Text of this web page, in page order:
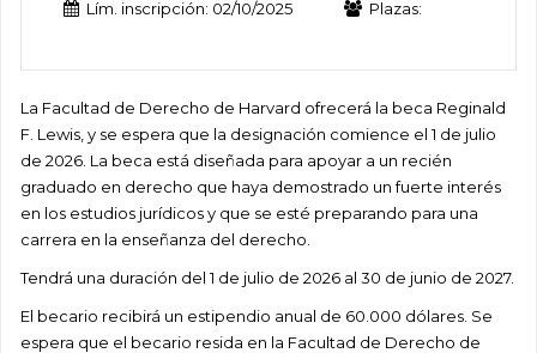
Lím. inscripción: 02/10/2025
Plazas:
La Facultad de Derecho de Harvard ofrecerá la beca Reginald
F. Lewis, y se espera que la designación comience el 1 de julio
de 2026. La beca está diseñada para apoyar a un recién
graduado en derecho que haya demostrado un fuerte interés
en los estudios jurídicos y que se esté preparando para una
carrera en la enseñanza del derecho.
Tendrá una duración del 1 de julio de 2026 al 30 de junio de 2027.
El becario recibirá un estipendio anual de 60.000 dólares. Se
espera que el becario resida en la Facultad de Derecho de